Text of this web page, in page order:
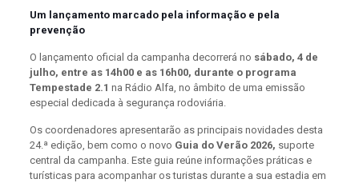
Um lançamento marcado pela informação e pela
prevenção
O lançamento oficial da campanha decorrerá no sábado, 4 de
julho, entre as 14h00 e as 16h00, durante o programa
Tempestade 2.1 na Rádio Alfa, no âmbito de uma emissão
especial dedicada à segurança rodoviária.
Os coordenadores apresentarão as principais novidades desta
24.ª edição, bem como o novo Guia do Verão 2026, suporte
central da campanha. Este guia reúne informações práticas e
turísticas para acompanhar os turistas durante a sua estadia em